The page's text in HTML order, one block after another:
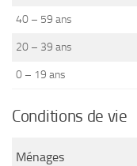
40 – 59 ans
20 – 39 ans
0 – 19 ans
Conditions de vie
Ménages